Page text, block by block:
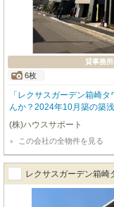
貸事務
6枚
「レクサスガーデン箱崎
んか？2024年10月築の築
力です。福岡市営地下鉄箱
路線が利用できるため、通
有面積62.3㎡の空間は、多
るく、開放感も感じられ
ネット環境も整っており、
2号緑地」などの公園が点
病院も徒歩圏内に揃って
車場も完備しているので
(株)ハウスサポート
この会社の全物件を見る
レクサスガーデン